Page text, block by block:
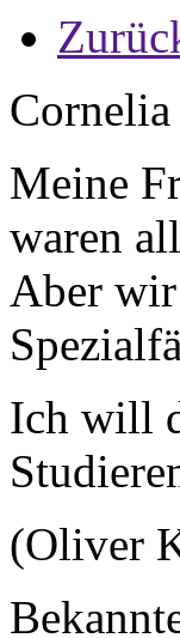
Meine
waren
Aber wir
Ich will
(Oliver